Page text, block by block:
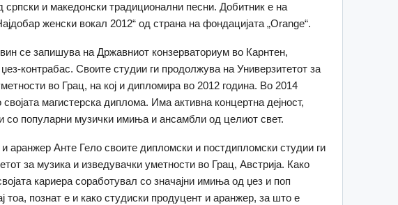
српски и македонски традиционални песни. Добитник е на
женски вокал 2012“ од страна на фондацијата „Orange“.
се запишува на Државниот конзерваториум во Карнтен,
контрабас. Своите студии ги продолжува на Универзитетот за
во Грац, на кој и дипломира во 2012 година. Во 2014
магистерска диплома. Има активна концертна дејност,
со популарни музички имиња и ансамбли од целиот свет.
и аранжер Анте Гело своите дипломски и постдипломски студии ги
за музика и изведувачки уметности во Грац, Австрија. Како
кариера соработувал со значајни имиња од џез и поп
тоа, познат е и како студиски продуцент и аранжер, за што е